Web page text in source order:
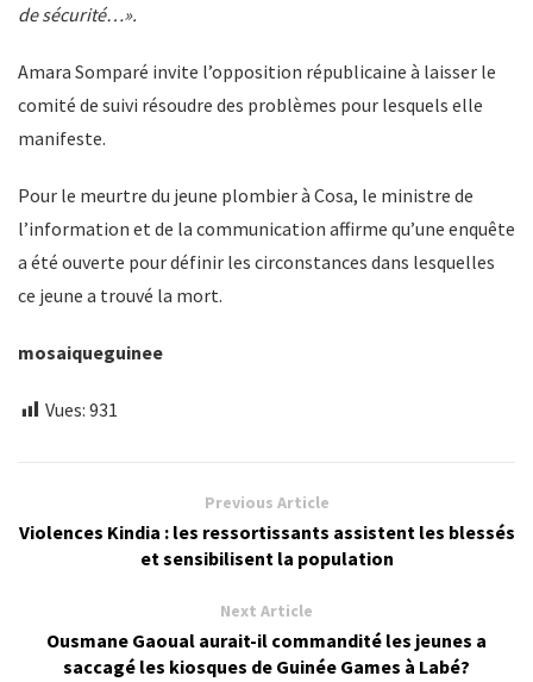
desécurité…».
Amara Somparé invite l’opposition républicaine à laisser le
comité de suivi résoudre des problèmes pour lesquels elle
manifeste.
Pour le meurtre du jeune plombier à Cosa, le ministre de
l’information et de la communication affirme qu’une enquête
a été ouverte pour définir les circonstances dans lesquelles
ce jeune a trouvé la mort.
mosaiqueguinee
Vues: 931
Previous Article
Violences Kindia : les ressortissants assistent les blessés
et sensibilisent la population
Next Article
Ousmane Gaoual aurait-il commandité les jeunes a
saccagé les kiosques de Guinée Games à Labé?